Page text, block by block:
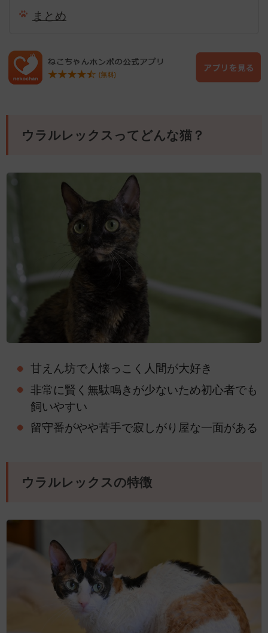
まとめ
ウラルレックスってどんな猫？
甘えん坊で人懐っこく人間が大好き
非常に賢く無駄鳴きが少ないため初心者でも
飼いやすい
留守番がやや苦手で寂しがり屋な一面がある
ウラルレックスの特徴